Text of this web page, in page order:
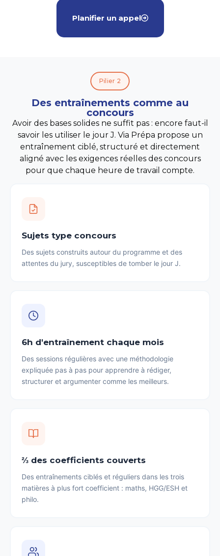
Exemples approfondis et originaux à réutiliser en
Paquets de cartes mémoires par chapitre : dates,
chiffres, auteurs et thèses
Un audio pour chaque fiche de cours
Planifier un appel
Pilier 2
Des entraînements comme au
concours
Avoir des bases solides ne suffit pas : encore faut-il
savoir les utiliser le jour J. Via Prépa propose un
entraînement ciblé, structuré et directement
aligné avec les exigences réelles des concours
pour que chaque heure de travail compte.
Sujets type concours
Des sujets construits autour du programme et des
attentes du jury, susceptibles de tomber le jour J.
6h d'entraînement chaque mois
Des sessions régulières avec une méthodologie
expliquée pas à pas pour apprendre à rédiger,
structurer et argumenter comme les meilleurs.
⅔ des coefficients couverts
Des entraînements ciblés et réguliers dans les trois
matières à plus fort coefficient : maths, HGG/ESH et
philo.